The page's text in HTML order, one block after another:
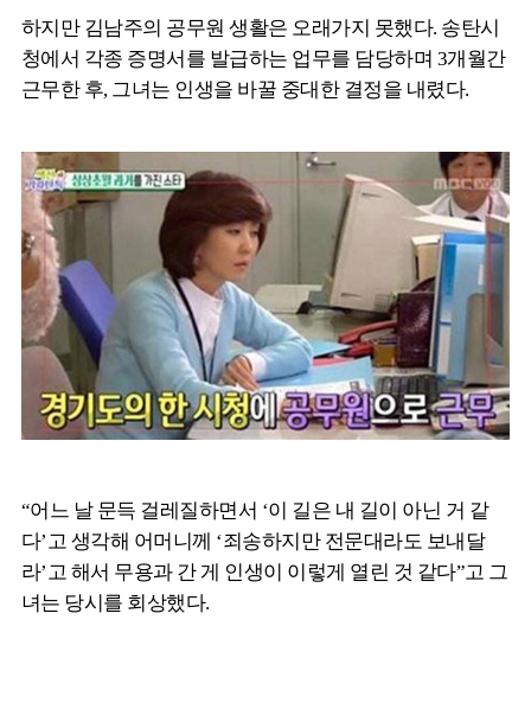
하지만 김남주의 공무원 생활은 오래가지 못했다. 송탄시
청에서 각종 증명서를 발급하는 업무를 담당하며 3개월간
근무한 후, 그녀는 인생을 바꿀 중대한 결정을 내렸다.
“어느 날 문득 걸레질하면서 ‘이 길은 내 길이 아닌 거 같
다’고 생각해 어머니께 ‘죄송하지만 전문대라도 보내달
라’고 해서 무용과 간 게 인생이 이렇게 열린 것 같다”고 그
녀는 당시를 회상했다.